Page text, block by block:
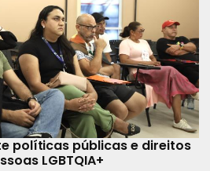
políticas públicas e direitos
LGBTQIA+